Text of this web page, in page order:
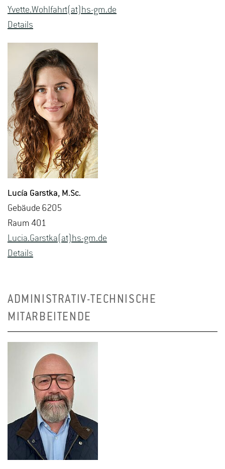
Yvet­te.Wohl­fahrt(at)hs-​gm.​de
De­tails
Lucía Garst­ka, M.​Sc.
Ge­bäu­de 6205
Raum 401
Lucia.​Garstka(at)hs-​gm.​de
De­tails
ADMINISTRATIV-TECHNISCHE
MITARBEITENDE